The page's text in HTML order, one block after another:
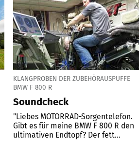
KLANGPROBEN DER ZUBEHÖRAUSPUFFE
BMW F 800 R
Soundcheck
"Liebes MOTORRAD-Sorgentelefon.
Gibt es für meine BMW F 800 R den
ultimativen Endtopf? Der fett...